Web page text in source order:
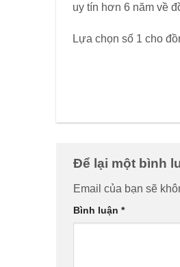
uy tín hơn 6 năm về
Lựa chọn số 1 cho
Để lại một bình
Email của bạn sẽ
Bình luận *